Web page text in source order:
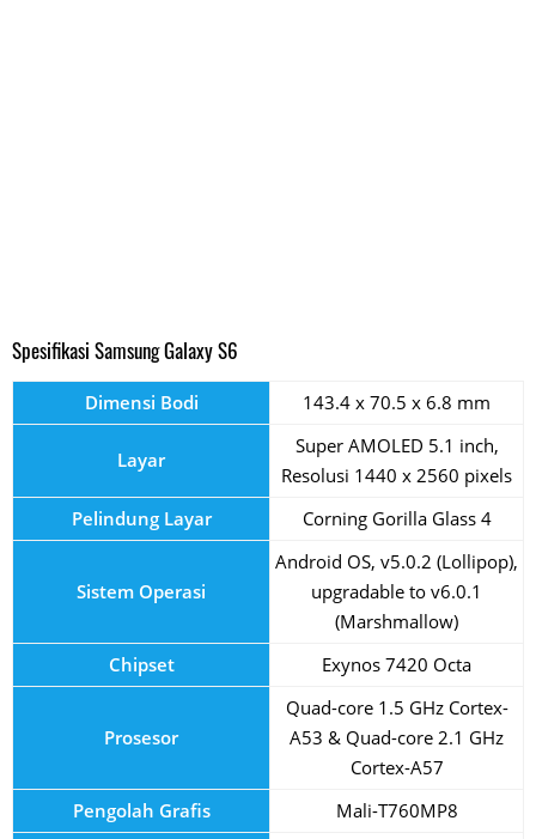
Spesifikasi Samsung Galaxy S6
Dimensi Bodi 143.4 x 70.5 x 6.8 mm
Layar
Super AMOLED 5.1 inch,
Resolusi 1440 x 2560 pixels
Pelindung Layar
Corning Gorilla Glass 4
Sistem Operasi
Android OS, v5.0.2 (Lollipop),
upgradable to v6.0.1
(Marshmallow)
Chipset
Exynos 7420 Octa
Prosesor
Quad-core 1.5 GHz Cortex-
A53 & Quad-core 2.1 GHz
Cortex-A57
Pengolah Grafis
Mali-T760MP8